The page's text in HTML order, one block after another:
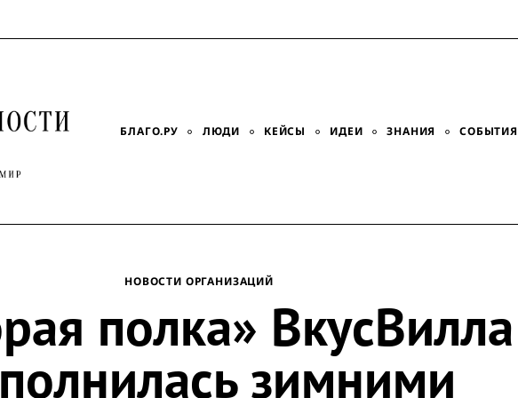
БЛАГО.РУ ЛЮДИ КЕЙСЫ ИДЕИ ЗНАНИЯ СОБЫТИЯ
НОВОСТИ ОРГАНИЗАЦИЙ
полка» ВкусВилла
зимними